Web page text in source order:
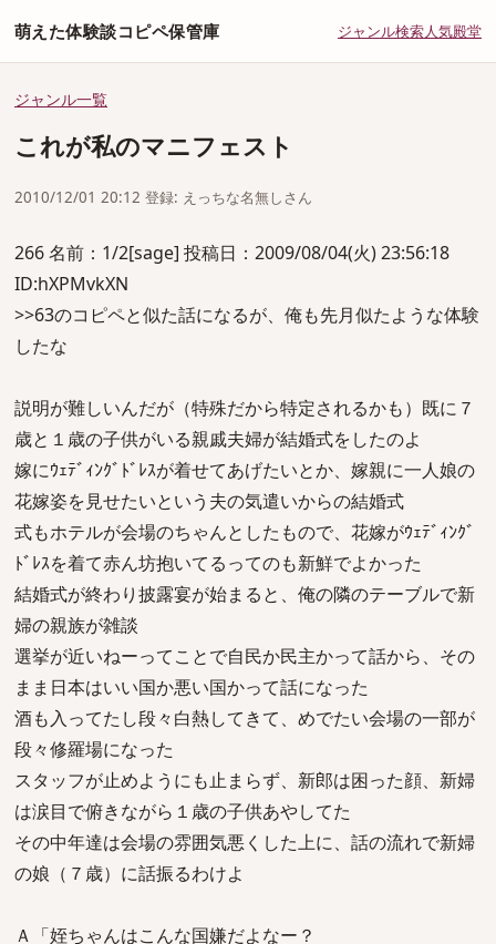
萌えた体験談コピペ保管庫 ジャンル検索人気殿堂
ジャンル一覧
これが私のマニフェスト
2010/12/01 20:12 登録: えっちな名無しさん
266 名前：1/2[sage] 投稿日：2009/08/04(火) 23:56:18
ID:hXPMvkXN
>>63のコピペと似た話になるが、俺も先月似たような体験
したな
説明が難しいんだが（特殊だから特定されるかも）既に７
歳と１歳の子供がいる親戚夫婦が結婚式をしたのよ
嫁にｳｪﾃﾞｨﾝｸﾞﾄﾞﾚｽが着せてあげたいとか、嫁親に一人娘の
花嫁姿を見せたいという夫の気遣いからの結婚式
式もホテルが会場のちゃんとしたもので、花嫁がｳｪﾃﾞｨﾝｸﾞ
ﾄﾞﾚｽを着て赤ん坊抱いてるってのも新鮮でよかった
結婚式が終わり披露宴が始まると、俺の隣のテーブルで新
婦の親族が雑談
選挙が近いねーってことで自民か民主かって話から、その
まま日本はいい国か悪い国かって話になった
酒も入ってたし段々白熱してきて、めでたい会場の一部が
段々修羅場になった
スタッフが止めようにも止まらず、新郎は困った顔、新婦
は涙目で俯きながら１歳の子供あやしてた
その中年達は会場の雰囲気悪くした上に、話の流れで新婦
の娘（７歳）に話振るわけよ
Ａ「姪ちゃんはこんな国嫌だよなー？